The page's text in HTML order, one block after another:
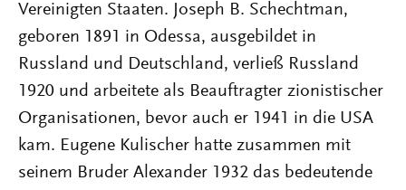
Vereinigten Staaten. Joseph B. Schechtman,
geboren 1891 in Odessa, ausgebildet in
Russland und Deutschland, verließ Russland
1920 und arbeitete als Beauftragter zionistischer
Organisationen, bevor auch er 1941 in die USA
kam. Eugene Kulischer hatte zusammen mit
seinem Bruder Alexander 1932 das bedeutende